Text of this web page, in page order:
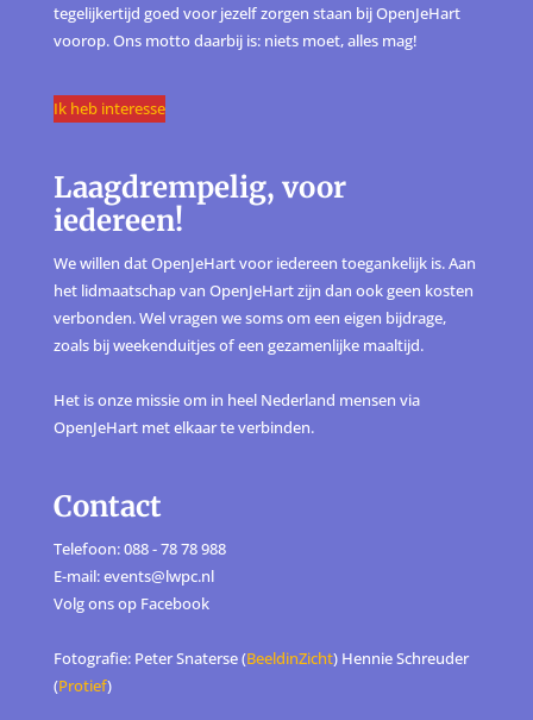
tegelijkertijd goed voor jezelf zorgen staan bij OpenJeHart
voorop. Ons motto daarbij is: niets moet, alles mag!
Ik heb interesse
Laagdrempelig, voor
iedereen!
We willen dat OpenJeHart voor iedereen toegankelijk is. Aan
het lidmaatschap van OpenJeHart zijn dan ook geen kosten
verbonden. Wel vragen we soms om een eigen bijdrage,
zoals bij weekenduitjes of een gezamenlijke maaltijd.
Het is onze missie om in heel Nederland mensen via
OpenJeHart met elkaar te verbinden.
Contact
Telefoon: 088 - 78 78 988
E-mail: events@lwpc.nl
Volg ons op Facebook
Fotografie: Peter Snaterse (BeeldinZicht) Hennie Schreuder
(Protief)